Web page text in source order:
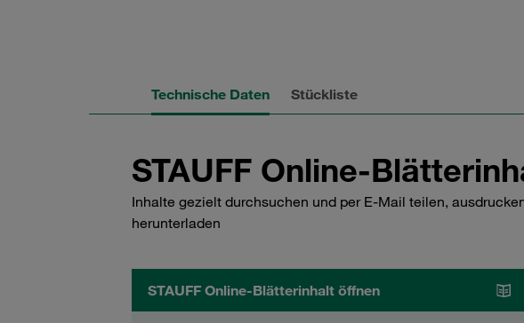
Technische Daten Stückliste
STAUFF Online-
Inhalte gezielt durchsuchen und per E-Mail teilen,
herunterladen
STAUFF Online-Blätterinhalt öffnen